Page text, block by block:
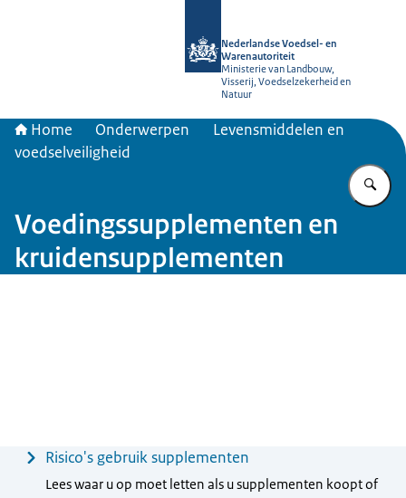
Nederlandse Voedsel- en
Warenautoriteit
Ministerie van Landbouw,
Visserij, Voedselzekerheid en
Natuur
Home Onderwerpen
Levensmiddelen en
voedselveiligheid
Voedingssupplementen en
kruidensupplementen
MenuRisico's gebruik supplementen
Lees waar u op moet letten als u supplementen koopt of